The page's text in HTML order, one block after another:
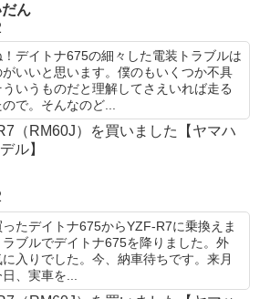
ん
デイトナ675の細々した電装トラブルは
いいと思います。僕のもいくつか不具
いうものだと理解してさえいれば走る
で。そんなのど...
（RM60J）を買いました【ヤマハ
ル】
たデイトナ675からYZF-R7に乗換えま
ブルでデイトナ675を降りました。外
入りでした。今、納車待ちです。来月
、実車を...